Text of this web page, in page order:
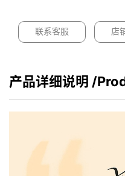
联系客服 店
产品详细说明 /